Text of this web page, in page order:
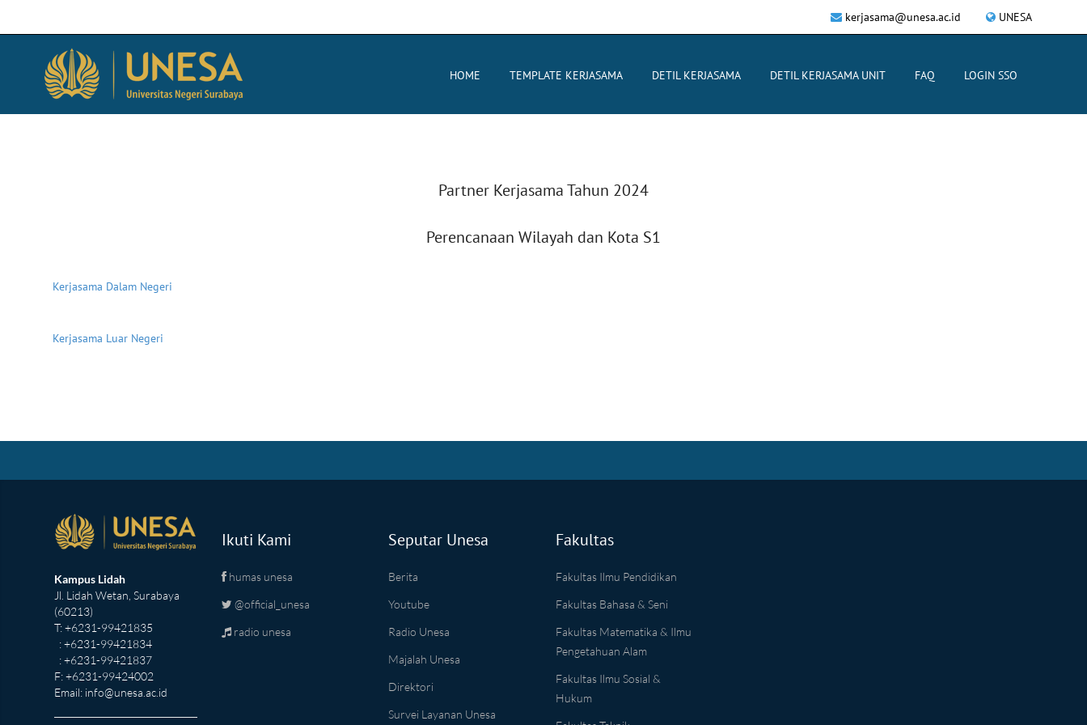
UNESA
kerjasama@unesa.ac.id
HOME TEMPLATE KERJASAMA DETIL KERJASAMA DETIL KERJASAMA UNIT FAQ LOGIN SSO
Partner Kerjasama Tahun 2024
Perencanaan Wilayah dan Kota S1
Kerjasama Dalam Negeri
Kerjasama Luar Negeri
Kampus Lidah
Jl. Lidah Wetan, Surabaya
(60213)
T: +6231-99421835
: +6231-99421834
: +6231-99421837
F: +6231-99424002
Email: info@unesa.ac.id
Ikuti Kami
humas unesa
@official_unesa
radio unesa
Seputar Unesa
Berita
Youtube
Radio Unesa
Majalah Unesa
Direktori
Survei Layanan Unesa
Fakultas
Fakultas Ilmu Pendidikan
Fakultas Bahasa & Seni
Fakultas Matematika & Ilmu
Pengetahuan Alam
Fakultas Ilmu Sosial &
Hukum